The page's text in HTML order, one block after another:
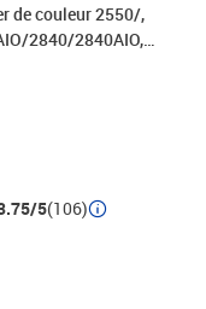
de couleur 2550/,
2840/2840AIO,
5(106)